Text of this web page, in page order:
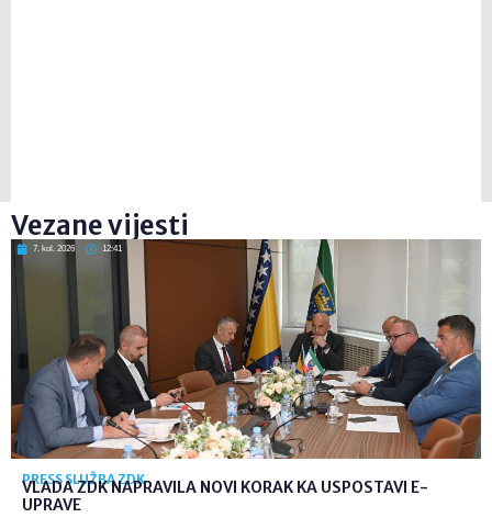
Vezane vijesti
7. kol. 2026 12:41
PRESS SLUŽBA ZDK
VLADA ZDK NAPRAVILA NOVI KORAK KA USPOSTAVI E-
UPRAVE